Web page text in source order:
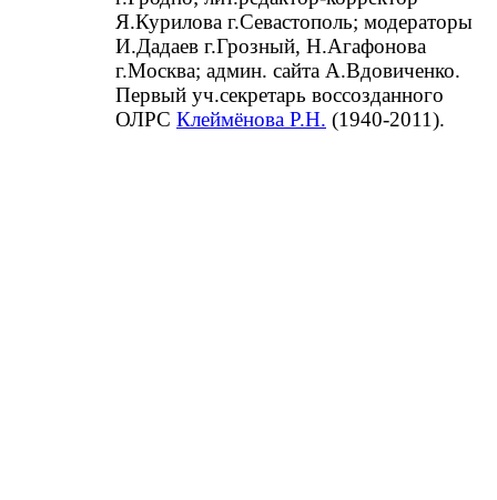
Я.Курилова г.Севастополь; модераторы
И.Дадаев г.Грозный, Н.Агафонова
г.Москва; админ. сайта А.Вдовиченко.
Первый уч.секретарь воссозданного
ОЛРС Клеймёнова Р.Н. (1940-2011).